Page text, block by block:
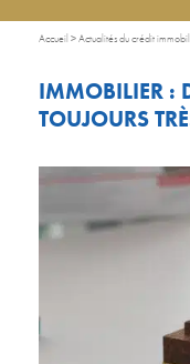
Accueil >Actualités du crédit
IMMOBILIER :
TOUJOURS